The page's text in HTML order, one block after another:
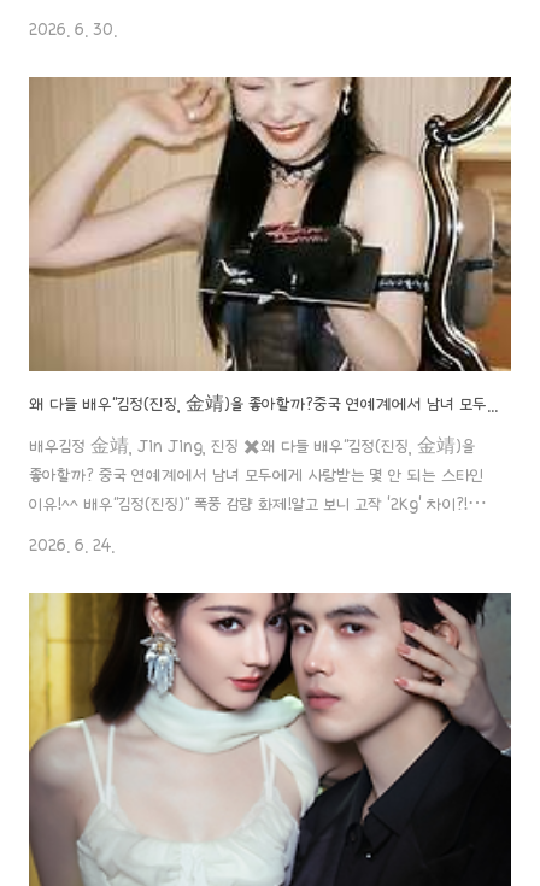
aaa888000.com 우월하도다! 배우 ‘장릉혁’ (장능혁,张凌赫)배
우"장릉혁 张凌赫 Zhang linghe" 아.. 말을 하면서도 이 타이틀 참
씁쓸하네요.열애설만 아니었어도 ‘엄친아’라는 타이틀을 썼을텐데 말이
죠..일단, 창란결에서 라이징 스타로 떴는데,열애aaa888000.com
✖️배우 "장릉혁 X전희미", 심야의 '럽스타그램' 의혹 폭발! 하지만 ..
2026. 6. 30.
배우김정 金靖, Jin Jing, 진징 ✖️왜 다들 배우"김정(진징, 金靖)을
좋아할까? 중국 연예계에서 남녀 모두에게 사랑받는 몇 안 되는 스타인
이유!^^ 배우"김정(진징)" 폭풍 감량 화제!알고 보니 고작 '2kg' 차이?!배
라인업에 실시간 검색어 장악!《개시추리파 4》 대반전
aaa888000.com 《개시추리파4》 대반전! 원년 멤버 해체?새
라인업에 실시간 검색어 장악!《개시추리파 4》 대반전! 원년 멤버
해체? 새 라인업에 실시간 검색어 장악! x "개시추리파 2 开始推理
吧2" 사진 &영상 x "비판을 받고 있습니까?" (..
2026. 6. 24.